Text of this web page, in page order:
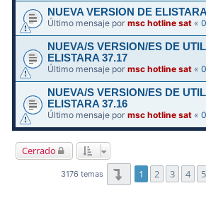
NUEVA VERSION DE
Último mensaje pormsc hotline sat «
NUEVA/S VERSION/ES DE
ELISTARA 37.17
Último mensaje pormsc hotline sat «
NUEVA/S VERSION/ES DE
ELISTARA 37.16
Último mensaje pormsc hotline sat «
Cerrado
3176 temas Página1 de 103
1 2 3 4 5